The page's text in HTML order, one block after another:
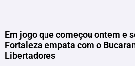
Em jogo que começou ontem e
Fortaleza empata com o
Libertadores